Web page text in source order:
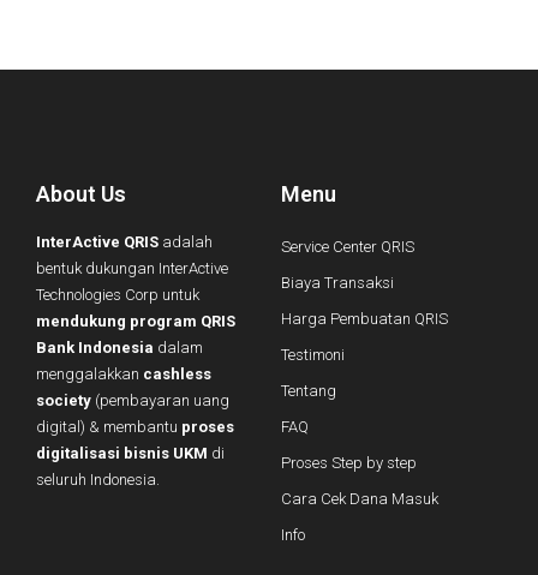
About Us
InterActive QRIS adalah
bentuk dukungan InterActive
Technologies Corp untuk
mendukung program QRIS
Bank Indonesia dalam
menggalakkan cashless
society (pembayaran uang
digital) & membantu proses
digitalisasi bisnis UKM di
seluruh Indonesia.
Menu
Service Center QRIS
Biaya Transaksi
Harga Pembuatan QRIS
Testimoni
Tentang
FAQ
Proses Step by step
Cara Cek Dana Masuk
Info